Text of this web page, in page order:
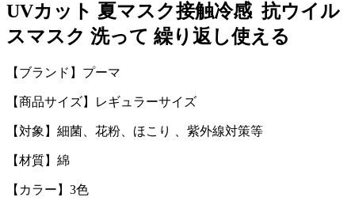
UVカット 夏マスク接触冷感 抗ウイル
スマスク 洗って 繰り返し使える
【ブランド】プーマ
【商品サイズ】レギュラーサイズ
【対象】細菌、花粉、ほこり 、紫外線対策等
【材質】綿
【カラー】3色